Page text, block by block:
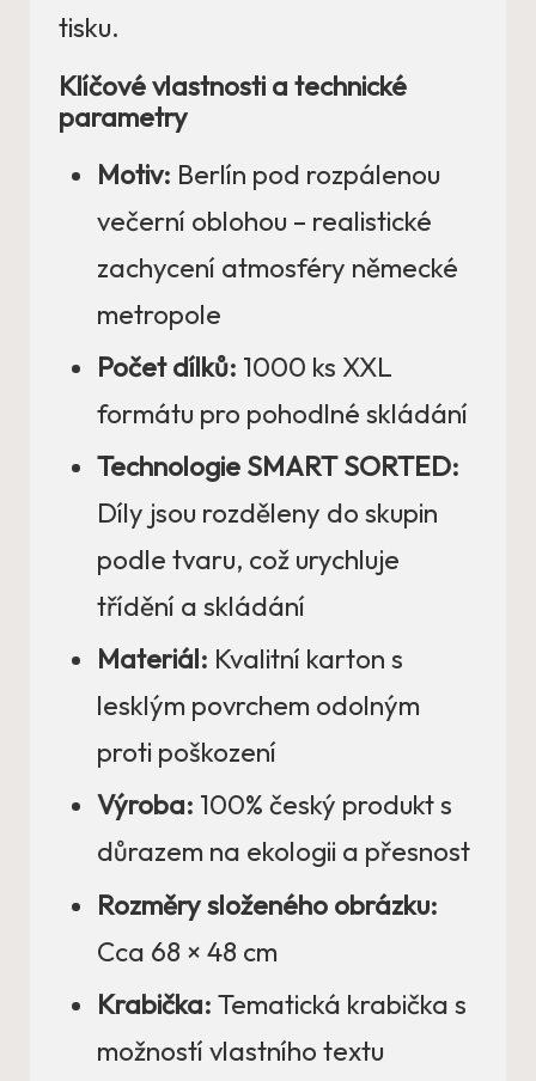
tisku.
Klíčové vlastnosti a technické
parametry
Motiv: Berlín pod rozpálenou
večerní oblohou – realistické
zachycení atmosféry německé
metropole
Počet dílků: 1000 ks XXL
formátu pro pohodlné skládání
Technologie SMART SORTED:
Díly jsou rozděleny do skupin
podle tvaru, což urychluje
třídění a skládání
Materiál: Kvalitní karton s
lesklým povrchem odolným
proti poškození
Výroba: 100% český produkt s
důrazem na ekologii a přesnost
Rozměry složeného obrázku:
Cca 68 × 48 cm
Krabička: Tematická krabička s
možností vlastního textu